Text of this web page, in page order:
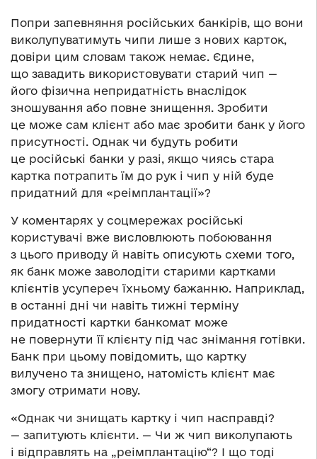
Попри запевняння російських банкірів, що вони
виколупуватимуть чипи лише з нових карток,
довіри цим словам також немає. Єдине,
що завадить використовувати старий чип —
його фізична непридатність внаслідок
зношування або повне знищення. Зробити
це може сам клієнт або має зробити банк у його
присутності. Однак чи будуть робити
це російські банки у разі, якщо чиясь стара
картка потрапить їм до рук і чип у ній буде
придатний для «реімплантації»?
У коментарях у соцмережах російські
користувачі вже висловлюють побоювання
з цього приводу й навіть описують схеми того,
як банк може заволодіти старими картками
клієнтів усупереч їхньому бажанню. Наприклад,
в останні дні чи навіть тижні терміну
придатності картки банкомат може
не повернути її клієнту під час знімання готівки.
Банк при цьому повідомить, що картку
вилучено та знищено, натомість клієнт має
змогу отримати нову.
«Однак чи знищать картку і чип насправді?
— запитують клієнти. — Чи ж чип виколупають
і відправлять на „реімплантацію“? І що тоді